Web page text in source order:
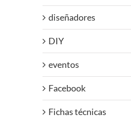
diseñadores
DIY
eventos
Facebook
Fichas técnicas